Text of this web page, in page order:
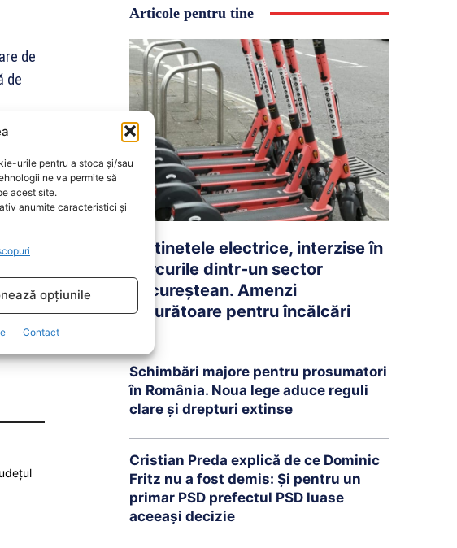
urile pentru a stoca și/sau
ne va permite să
acest site.
anumite caracteristici și
opțiunile
Contact
de
de
și
Articole pentru tine
Trotinetele electrice, interzise în
parcurile dintr-un sector
bucureștean. Amenzi
usturătoare pentru încălcări
Schimbări majore pentru prosumatori
în România. Noua lege aduce reguli
clare și drepturi extinse
Cristian Preda explică de ce Dominic
Fritz nu a fost demis: Și pentru un
primar PSD prefectul PSD luase
aceeași decizie